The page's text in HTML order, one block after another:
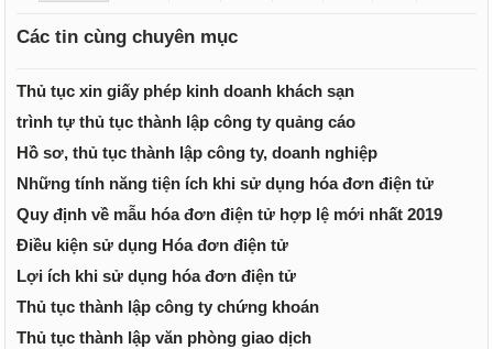
Các tin cùng chuyên mục
Thủ tục xin giấy phép kinh doanh khách sạn
trình tự thủ tục thành lập công ty quảng cáo
Hồ sơ, thủ tục thành lập công ty, doanh nghiệp
Những tính năng tiện ích khi sử dụng hóa đơn điện tử
Quy định về mẫu hóa đơn điện tử hợp lệ mới nhất 2019
Điều kiện sử dụng Hóa đơn điện tử
Lợi ích khi sử dụng hóa đơn điện tử
Thủ tục thành lập công ty chứng khoán
Thủ tục thành lập văn phòng giao dịch